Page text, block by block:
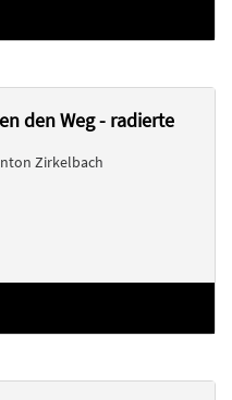
den Weg - radierte
Zirkelbach